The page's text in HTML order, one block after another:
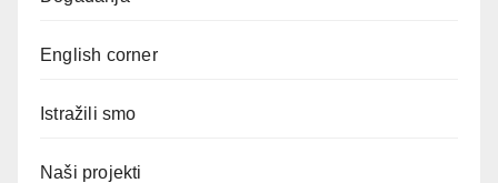
English corner
Istražili smo
Naši projekti